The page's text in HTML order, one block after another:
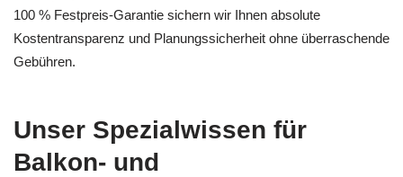
100 % Festpreis-Garantie sichern wir Ihnen absolute
Kostentransparenz und Planungssicherheit ohne überraschende
Gebühren.
Unser Spezialwissen für
Balkon- und